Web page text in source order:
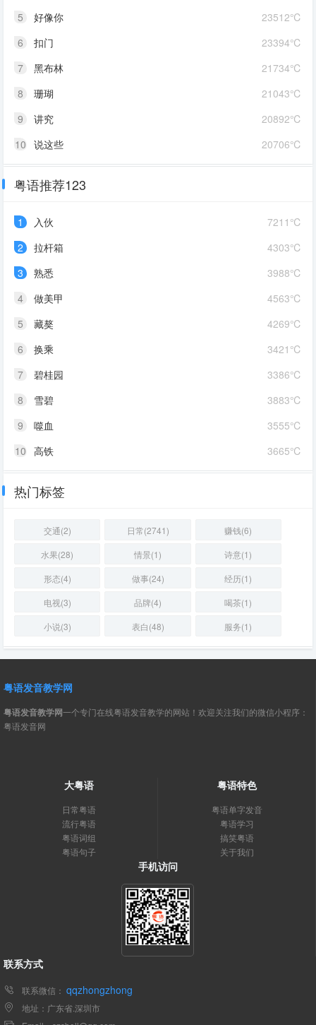
23512℃
5
好像你
23394℃
6
扣门
21734℃
7
黑布林
21043℃
8
珊瑚
20892℃
9
讲究
20706℃
10 说这些
粤语推荐123
7211℃
1
入伙
4303℃
2
拉杆箱
3988℃
3
熟悉
4563℃
4
做美甲
4269℃
5
藏獒
3421℃
6
换乘
3386℃
7
碧桂园
3883℃
8
雪碧
3555℃
9
噬血
3665℃
10 高铁
热门标签
交通(2) 日常(2741)
赚钱(6)
水果(28)
情景(1)
诗意(1)
形态(4)
做事(24)
经历(1)
电视(3)
品牌(4)
喝茶(1)
小说(3)
表白(48) 服务(1)
粤语发音教学网
粤语发音教学网一个专门在线粤语发音教学的网站！欢迎关注我们的微信小程序：
粤语发音网
大粤语
日常粤语
流行粤语
粤语词组
粤语句子
粤语特色
粤语单字发音
粤语学习
搞笑粤语
关于我们
手机访问
联系方式
联系微信： qqzhongzhong
地址：广东省.深圳市